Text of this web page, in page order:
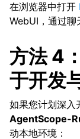
在浏览器中打开
WebUI，通过聊
方法 4
于开发
如果您计划深入
AgentScope-
动本地环境：